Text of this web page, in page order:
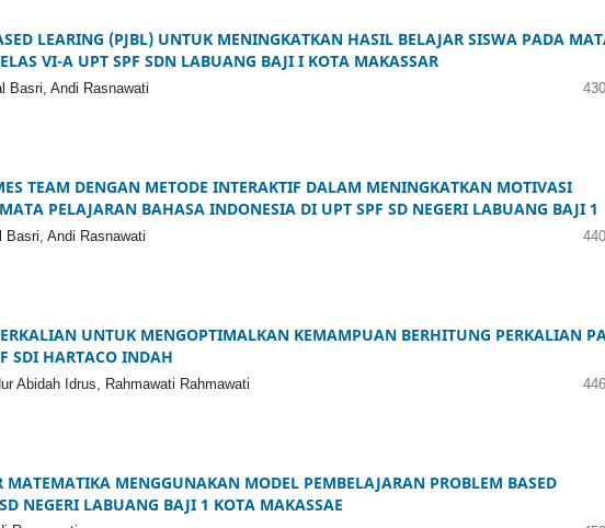
LEARING (PJBL) UNTUK MENINGKATKAN HASIL BELAJAR SISWA PADA
VI-A UPT SPF SDN LABUANG BAJI I KOTA MAKASSAR
Basri, Andi Rasnawati
TEAM DENGAN METODE INTERAKTIF DALAM MENINGKATKAN MOTIVASI
PELAJARAN BAHASA INDONESIA DI UPT SPF SD NEGERI LABUANG BAJI 1
Basri, Andi Rasnawati
UNTUK MENGOPTIMALKAN KEMAMPUAN BERHITUNG PERKALIAN
SDI HARTACO INDAH
Abidah Idrus, Rahmawati Rahmawati
MENGGUNAKAN MODEL PEMBELAJARAN PROBLEM BASED
NEGERI LABUANG BAJI 1 KOTA MAKASSAE